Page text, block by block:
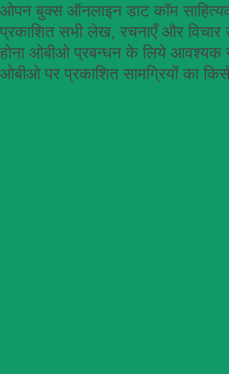
ओपन बुक्स ऑनलाइन डाट कॉम
प्रकाशित सभी लेख, रचनाएँ और विचार
होना ओबीओप्रबन्धन के लिये आवश्यक
ओबीओ पर प्रकाशित सामग्रियों का